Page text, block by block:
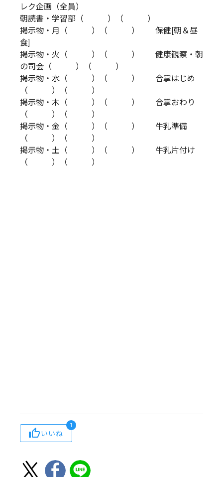
レク企画（全員）
朝読書・学習部（ ）（ ）
掲示物・月（ ）（ ） 保健[朝＆昼
食]
掲示物・火（ ）（ ） 健康観察・朝
の司会（ ）（ ）
掲示物・水（ ）（ ） 合掌はじめ
（ ）（ ）
掲示物・木（ ）（ ） 合掌おわり
（ ）（ ）
掲示物・金（ ）（ ） 牛乳準備
（ ）（ ）
掲示物・土（ ）（ ） 牛乳片付け
（ ）（ ）
いいね
1